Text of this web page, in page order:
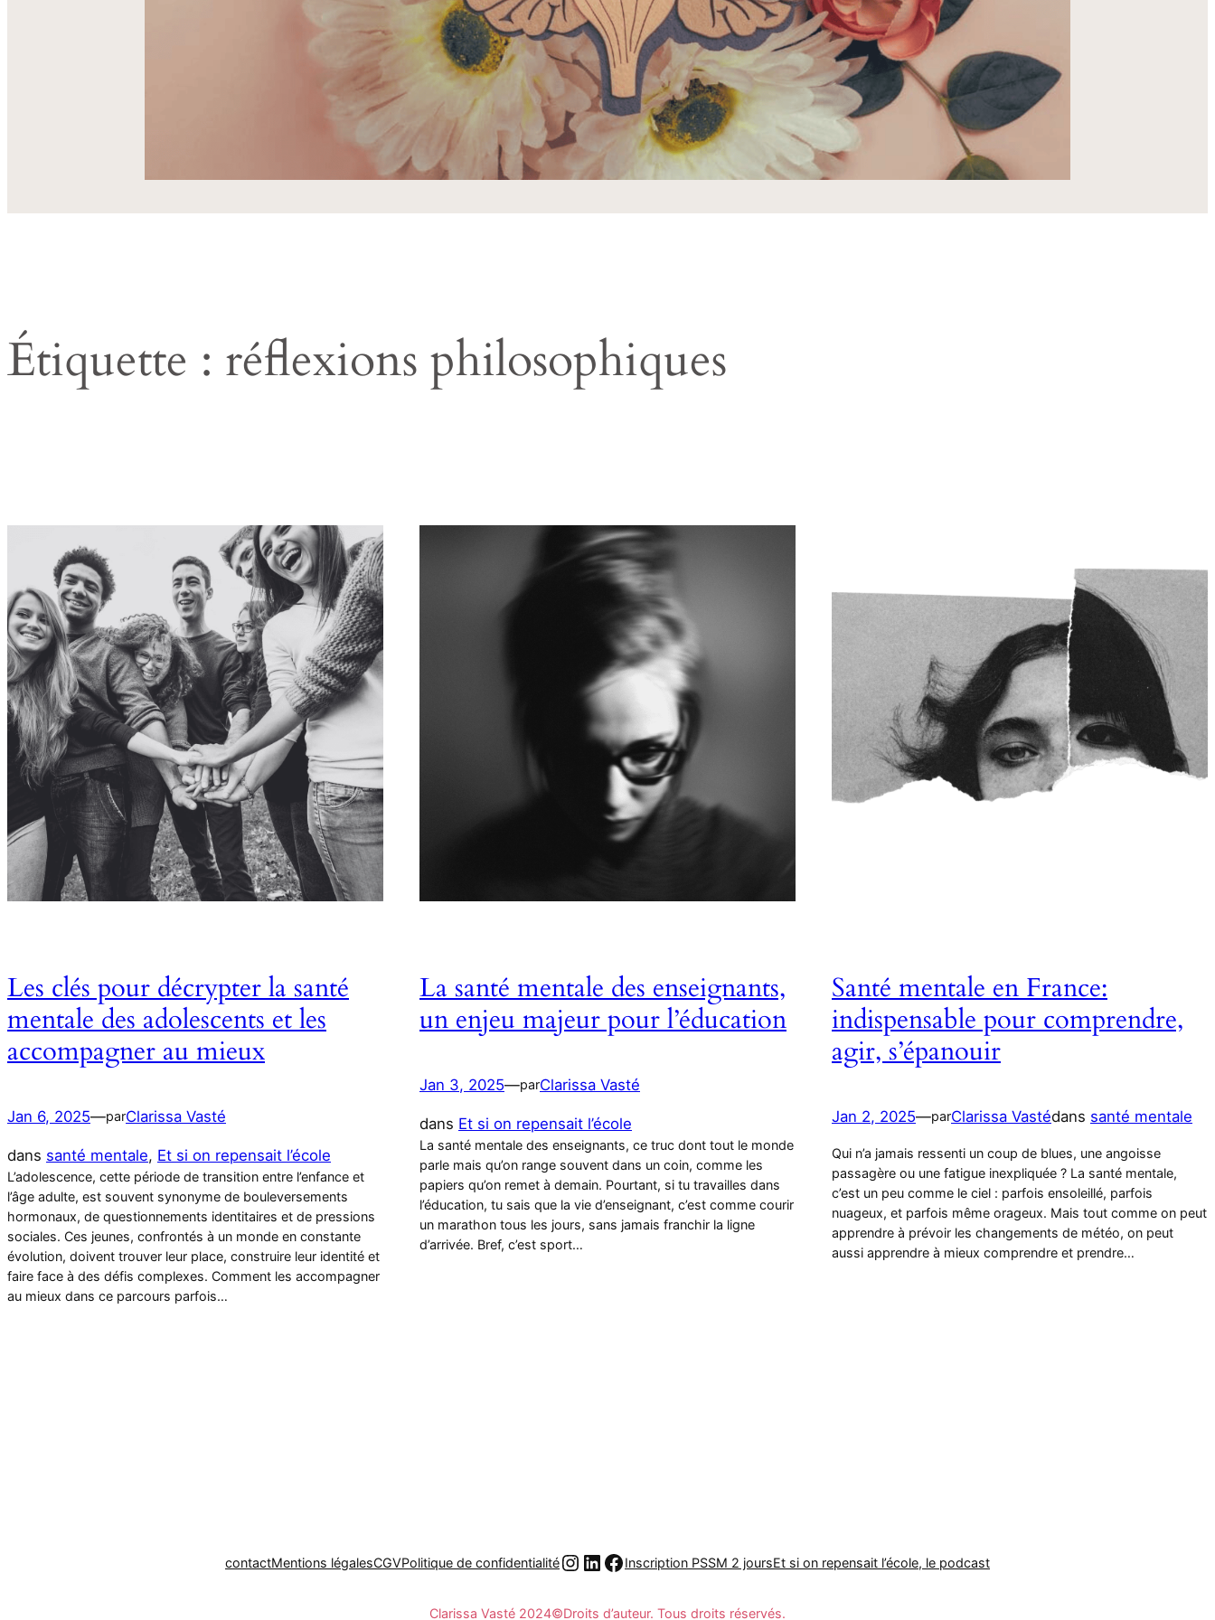
Étiquette : réflexions philosophiques
Les clés pour décrypter la santé
mentale des adolescents et les
accompagner au mieux
Jan 6, 2025—parClarissa Vasté
dans santé mentale, Et si on repensait l’école
L’adolescence, cette période de transition entre l’enfance et
l’âge adulte, est souvent synonyme de bouleversements
hormonaux, de questionnements identitaires et de pressions
sociales. Ces jeunes, confrontés à un monde en constante
évolution, doivent trouver leur place, construire leur identité et
faire face à des défis complexes. Comment les accompagner
au mieux dans ce parcours parfois…
La santé mentale des enseignants,
un enjeu majeur pour l’éducation
Jan 3, 2025—parClarissa Vasté
dans Et si on repensait l’école
La santé mentale des enseignants, ce truc dont tout le monde
parle mais qu’on range souvent dans un coin, comme les
papiers qu’on remet à demain. Pourtant, si tu travailles dans
l’éducation, tu sais que la vie d’enseignant, c’est comme courir
un marathon tous les jours, sans jamais franchir la ligne
d’arrivée. Bref, c’est sport…
Santé mentale en France:
indispensable pour comprendre,
agir, s’épanouir
Jan 2, 2025—parClarissa Vastédans santé mentale
Qui n’a jamais ressenti un coup de blues, une angoisse
passagère ou une fatigue inexpliquée ? La santé mentale,
c’est un peu comme le ciel : parfois ensoleillé, parfois
nuageux, et parfois même orageux. Mais tout comme on peut
apprendre à prévoir les changements de météo, on peut
aussi apprendre à mieux comprendre et prendre…
contactMentions légalesCGVPolitique de confidentialitéInstagram
LinkedIn
Facebook
Inscription PSSM 2 joursEt si on repensait l’école, le podcast
Clarissa Vasté 2024©Droits d’auteur. Tous droits réservés.